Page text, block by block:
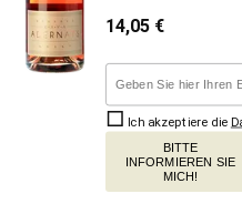
14,05 €
Ich akzeptiere die
BITTE
INFORMIEREN SIE
MICH!